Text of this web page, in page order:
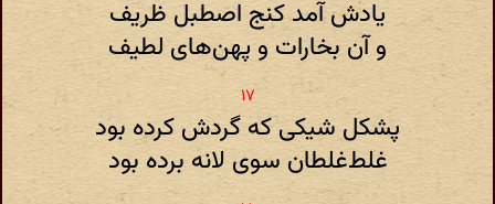
یادش آمد کنج اصطبل ظریف
و آن بخارات و پهن‌های لطیف
پشکل شیکی که گردش کرده بود
غلط‌غلطان سوی لانه برده بود